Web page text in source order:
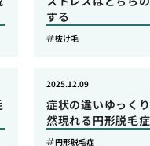
する
抜け毛
症状の違いゆっく
然現れる円形脱毛症
2025.12.09
円形脱毛症